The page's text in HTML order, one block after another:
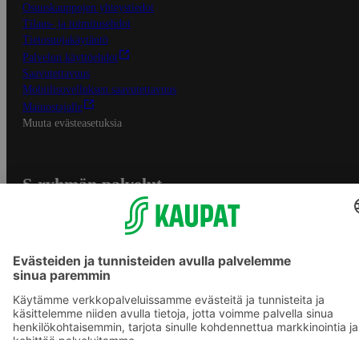
Osuuskauppojen yhteystiedot
Tilaus- ja toimitusehdot
Tietosuojakäytäntö
Palvelun käyttöehdot
Saavutettavuus
Mobiilisovelluksen saavutettavuus
Mainostajalle
Muuta evästeasetuksia
S-ryhmän palvelut
Yhteishyvä Ruoka -sovellus
S-ostoslista -sovellus
Prisma.fi
Sokos.fi
S-Pankki